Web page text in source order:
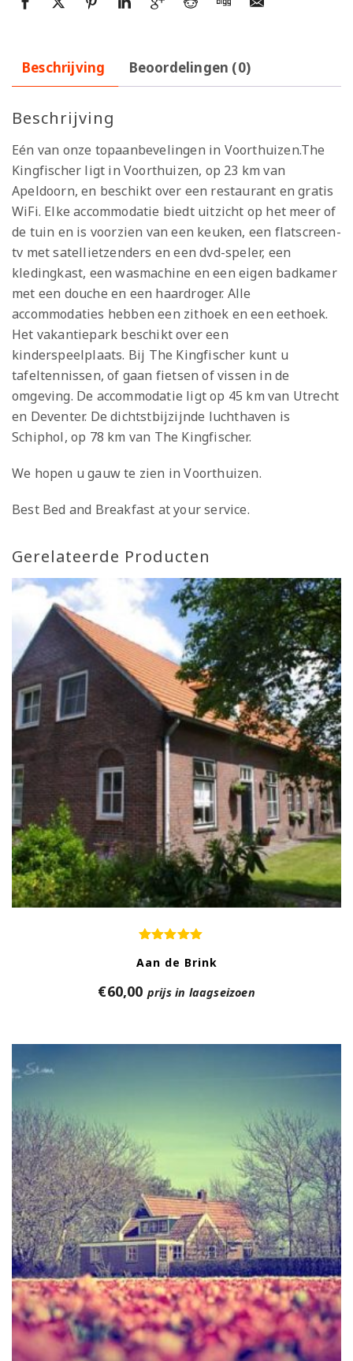
Beschrijving Beoordelingen (0)
Beschrijving
Eén van onze topaanbevelingen in Voorthuizen.The
Kingfischer ligt in Voorthuizen, op 23 km van
Apeldoorn, en beschikt over een restaurant en gratis
WiFi. Elke accommodatie biedt uitzicht op het meer of
de tuin en is voorzien van een keuken, een flatscreen-
tv met satellietzenders en een dvd-speler, een
kledingkast, een wasmachine en een eigen badkamer
met een douche en een haardroger. Alle
accommodaties hebben een zithoek en een eethoek.
Het vakantiepark beschikt over een
kinderspeelplaats. Bij The Kingfischer kunt u
tafeltennissen, of gaan fietsen of vissen in de
omgeving. De accommodatie ligt op 45 km van Utrecht
en Deventer. De dichtstbijzijnde luchthaven is
Schiphol, op 78 km van The Kingfischer.
We hopen u gauw te zien in Voorthuizen.
Best Bed and Breakfast at your service.
Gerelateerde Producten
Aan de Brink
€60,00 prijs in laagseizoen